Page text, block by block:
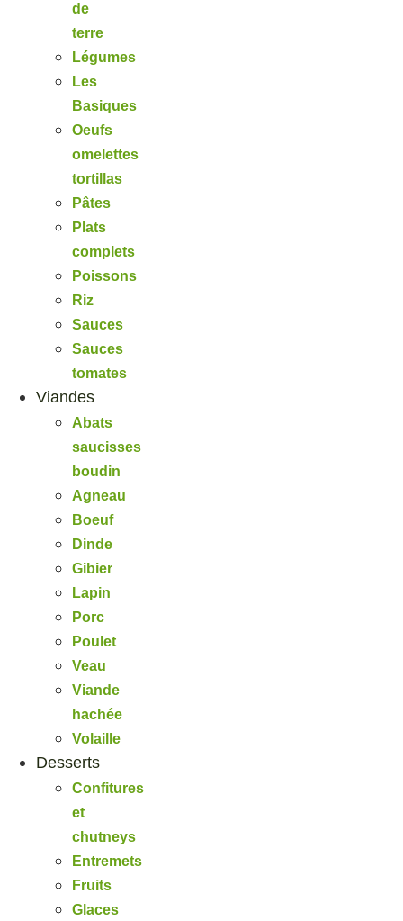
de
terre
Légumes
Les
Basiques
Oeufs
omelettes
tortillas
Pâtes
Plats
complets
Poissons
Riz
Sauces
Sauces
tomates
Viandes
Abats
saucisses
boudin
Agneau
Boeuf
Dinde
Gibier
Lapin
Porc
Poulet
Veau
Viande
hachée
Volaille
Desserts
Confitures
et
chutneys
Entremets
Fruits
Glaces